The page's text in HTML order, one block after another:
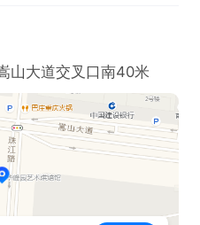
山大道交叉口南40米